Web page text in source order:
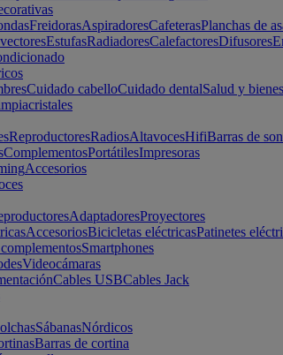
FreidorasAspiradoresCafeterasPlanchas de
EstufasRadiadoresCalefactoresDifusores
Cuidado cabelloCuidado dentalSalud y
ReproductoresRadiosAltavocesHifiBarras de
ComplementosPortátilesImpresoras
Accesorios
AdaptadoresProyectores
AccesoriosBicicletas eléctricasPatinetes
Smartphones
Videocámaras
Cables USBCables Jack
SábanasNórdicos
Barras de cortina